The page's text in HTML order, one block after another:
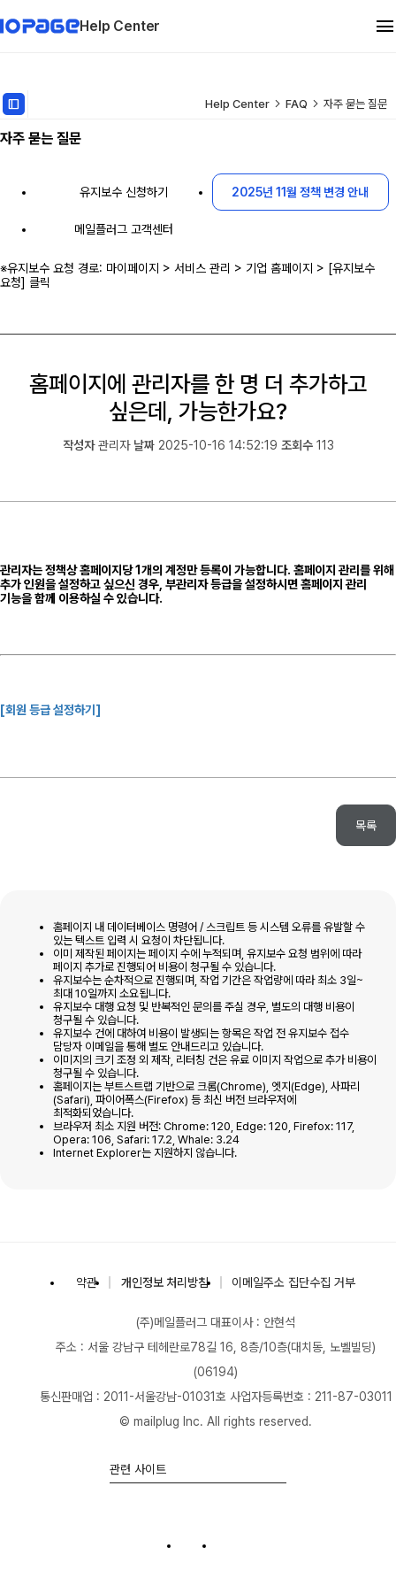
Help Center
유지보수
dock_to_right Help Center FAQ 자주 묻는 질문
자주 묻는 질문
유지보수 신청하기 2025년 11월 정책 변경 안내
메일플러그 고객센터
※유지보수 요청 경로: 마이페이지 > 서비스 관리 > 기업 홈페이지 > [유지보수
요청] 클릭
홈페이지에 관리자를 한 명 더 추가하고
싶은데, 가능한가요?
작성자관리자 날짜2025-10-16 14:52:19 조회수113
관리자는 정책상홈페이지당 1개의 계정만 등록이 가능합니다. 홈페이지 관리를 위해
추가 인원을 설정하고 싶으신 경우, 부관리자 등급을 설정하시면홈페이지 관리
기능을 함께 이용하실 수 있습니다.
[회원 등급 설정하기]
목록
홈페이지 내 데이터베이스 명령어 / 스크립트 등 시스템 오류를 유발할 수
있는 텍스트 입력 시 요청이 차단됩니다.
이미 제작된 페이지는 페이지 수에 누적되며, 유지보수 요청 범위에 따라
페이지 추가로 진행되어 비용이 청구될 수 있습니다.
유지보수는 순차적으로 진행되며, 작업 기간은 작업량에 따라 최소 3일~
최대 10일까지 소요됩니다.
유지보수 대행 요청 및 반복적인 문의를 주실 경우, 별도의 대행 비용이
청구될 수 있습니다.
유지보수 건에 대하여 비용이 발생되는 항목은 작업 전 유지보수 접수
담당자 이메일을 통해 별도 안내드리고 있습니다.
이미지의 크기 조정 외 제작, 리터칭 건은 유료 이미지 작업으로 추가 비용이
청구될 수 있습니다.
홈페이지는 부트스트랩 기반으로 크롬(Chrome), 엣지(Edge), 사파리
(Safari), 파이어폭스(Firefox) 등 최신 버전 브라우저에
최적화되었습니다.
브라우저 최소 지원 버전: Chrome: 120, Edge: 120, Firefox: 117,
Opera: 106, Safari: 17.2, Whale: 3.24
Internet Explorer는 지원하지 않습니다.
약관 개인정보 처리방침 이메일주소 집단수집 거부
(주)메일플러그 대표이사 : 안현석
주소 : 서울 강남구 테헤란로78길 16, 8층/10층(대치동, 노벨빌딩)
(06194)
통신판매업 : 2011-서울강남-01031호 사업자등록번호 : 211-87-03011
© mailplug Inc. All rights reserved.
관련 사이트